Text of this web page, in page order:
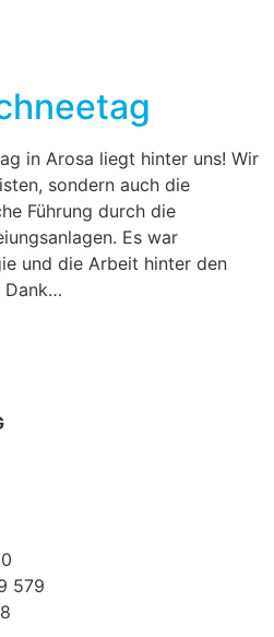
in Arosa liegt hinter uns! Wir
sondern auch die
Führung durch die
Es war
und die Arbeit hinter den
Dank…
579